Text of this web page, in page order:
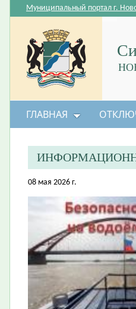
Муниципальный портал г.
ГЛАВНАЯ
08 мая 2026 г.